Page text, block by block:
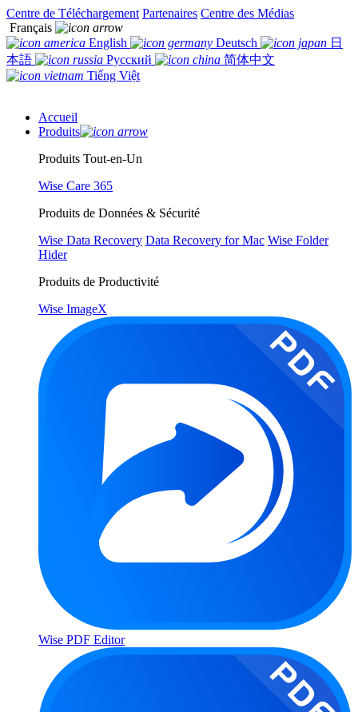
Centre de Téléchargement Partenaires Centre des Médias
Français
English
Deutsch
日
本語
Русский
简体中文
Tiếng Việt
Accueil
Produits
Produits Tout-en-Un
Wise Care 365
Produits de Données & Sécurité
Wise Data Recovery Data Recovery for Mac Wise Folder
Hider
Produits de Productivité
Wise ImageX
Wise PDF Editor